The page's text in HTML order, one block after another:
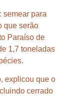
semear para
que serão
Paraíso de
1,7 toneladas
explicou que o
cerrado